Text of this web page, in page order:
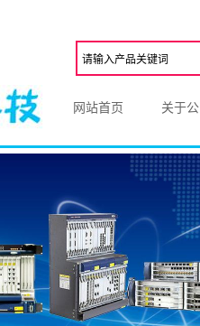
网站首页 关于